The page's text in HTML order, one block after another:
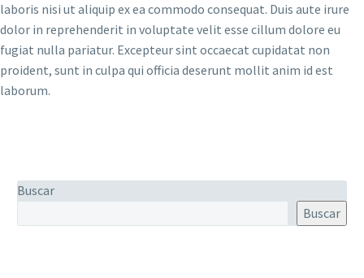
laboris nisi ut aliquip ex ea commodo consequat. Duis aute irure
dolor in reprehenderit in voluptate velit esse cillum dolore eu
fugiat nulla pariatur. Excepteur sint occaecat cupidatat non
proident, sunt in culpa qui officia deserunt mollit anim id est
laborum.
Buscar
Buscar